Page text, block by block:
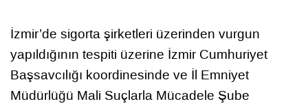
İzmir’de sigorta şirketleri üzerinden vurgun
yapıldığının tespiti üzerine İzmir Cumhuriyet
Başsavcılığı koordinesinde ve İl Emniyet
Müdürlüğü Mali Suçlarla Mücadele Şube